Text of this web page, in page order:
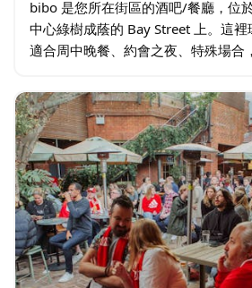
bibo 是您所在街區的酒吧/餐廳，位
中心綠樹成蔭的 Bay Street 上。這
適合周中晚餐、約會之夜、特殊場合